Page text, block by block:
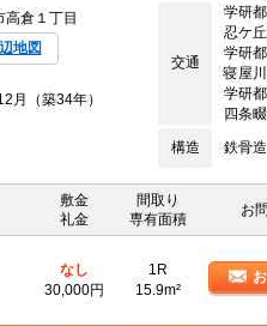
高倉１丁目
地図
交通
学研
忍ケ
学研
寝屋
学研
四条
月（築34年）
構造 鉄骨造
敷金
礼金
間取り
専有面積
お
なし
30,000円
1R
15.9m²